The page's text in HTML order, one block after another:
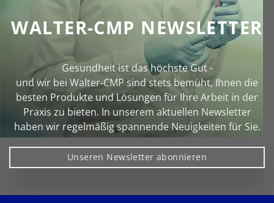
WALTER-CMP NEWSLETTER
Gesundheit ist das höchste Gut -
und wir bei Walter‑CMP sind stets bemüht, Ihnen die
besten Produkte und Lösungen für Ihre Arbeit in der
Praxis zu bieten. In unserem aktuellen Newsletter
haben wir regelmäßig spannende Neuigkeiten für Sie.
Unseren Newsletter abonnieren